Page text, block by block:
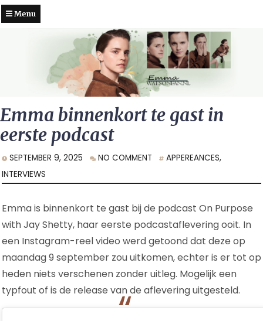
Menu
Emma binnenkort te gast in
eerste podcast
SEPTEMBER 9, 2025 NO COMMENT APPEREANCES,
INTERVIEWS
Emma is binnenkort te gast bij de podcast On Purpose
with Jay Shetty, haar eerste podcastaflevering ooit. In
een Instagram-reel video werd getoond dat deze op
maandag 9 september zou uitkomen, echter is er tot op
heden niets verschenen zonder uitleg. Mogelijk een
typfout of is de release van de aflevering uitgesteld.